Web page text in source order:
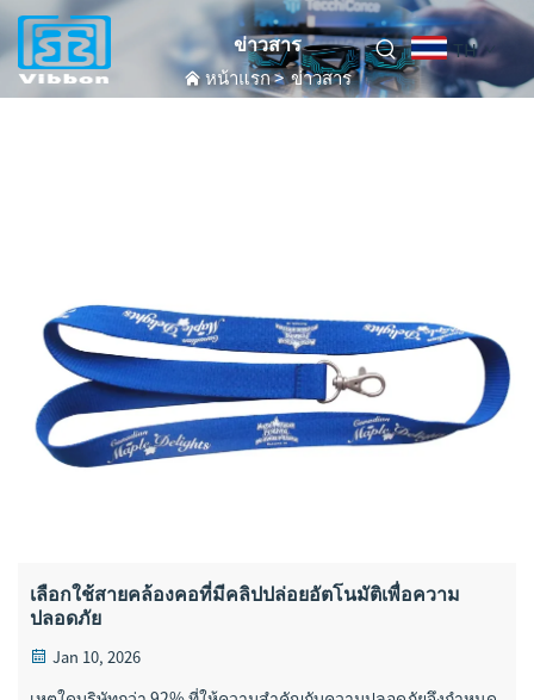
TH
ข่าวสาร
หน้าแรก>ข่าวสาร
เลือกใช้สายคล้องคอที่มีคลิปปล่อยอัตโนมัติเพื่อความ
ปลอดภัย
Jan 10, 2026